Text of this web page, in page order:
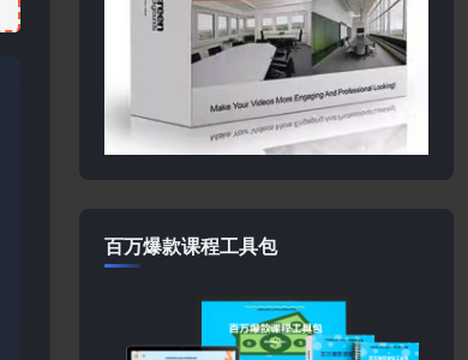
百万爆款课程工具包